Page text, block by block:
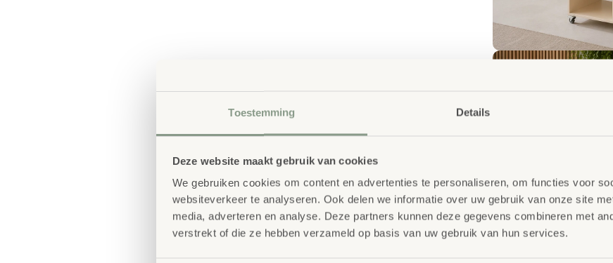
Toestemming Details
Deze website maakt gebruik van cookies
We gebruiken cookies om content en advertenties te personaliseren, om functies voor
websiteverkeer te analyseren. Ook delen we informatie over uw gebruik van onze site
media, adverteren en analyse. Deze partners kunnen deze gegevens combineren met
verstrekt of die ze hebben verzameld op basis van uw gebruik van hun services.